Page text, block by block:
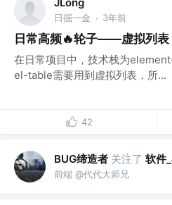
日掘一金 · 3年前
日常高频🔥轮子——虚拟列
在日常项目中，技术栈为
el-table需要用到虚拟列表，所...
42
BUG缔造者 关注了 软件
前端 @代代大师兄